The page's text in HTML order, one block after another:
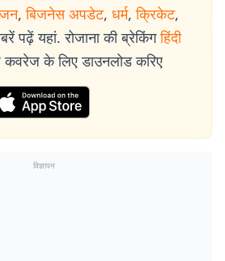
, बिजनेस अपडेट, धर्म, क्रिकेट,
पढ़ें यहां. रोजाना की ब्रेकिंग हिंदी
के लिए डाउनलोड करिए
विज्ञापन